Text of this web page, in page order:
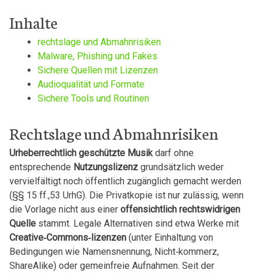
Inhalte
rechtslage und Abmahnrisiken
Malware,⁣ Phishing und Fakes
Sichere Quellen mit Lizenzen
Audioqualität und Formate
Sichere Tools und Routinen
Rechtslage und Abmahnrisiken
Urheberrechtlich geschützte Musikdarf ohne
entsprechende Nutzungslizenzgrundsätzlich weder
vervielfältigt noch öffentlich zugänglich gemacht werden
(§§ 15 ff.,53 ​UrhG). Die Privatkopie ist nur‌ zulässig, wenn
die Vorlage nicht aus⁣ einer offensichtlich rechtswidrigen
Quellestammt. Legale Alternativen sind etwa⁢ Werke mit
Creative‑Commons‑lizenzen(unter Einhaltung von
Bedingungen wie Namensnennung, Nicht‑kommerz,
ShareAlike) ​oder gemeinfreie⁢ Aufnahmen. Seit der